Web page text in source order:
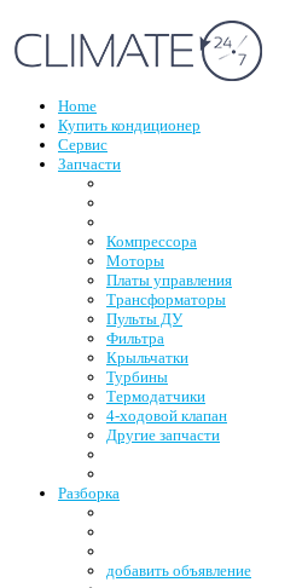
Home
Купить кондиционер
Сервис
Запчасти
Компрессора
Моторы
Платы управления
Трансформаторы
Пульты ДУ
Фильтра
Крыльчатки
Турбины
Термодатчики
4-ходовой клапан
Другие запчасти
Разборка
добавить объявление